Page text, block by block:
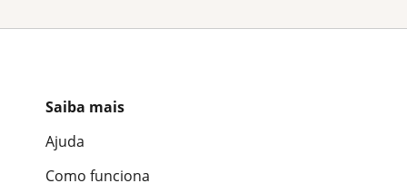
Saiba mais
Ajuda
Como funciona